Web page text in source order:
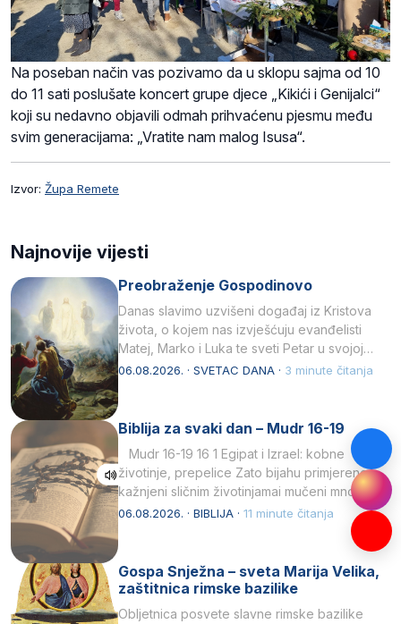
Na poseban način vas pozivamo da u sklopu sajma od 10
do 11 sati poslušate koncert grupe djece „Kikići i Genijalci“
koji su nedavno objavili odmah prihvaćenu pjesmu među
svim generacijama: „Vratite nam malog Isusa“.
Izvor: Župa Remete
Najnovije vijesti
Preobraženje Gospodinovo
Danas slavimo uzvišeni događaj iz Kristova
života, o kojem nas izvješćuju evanđelisti
Matej, Marko i Luka te sveti Petar u svojoj
drugoj…
06.08.2026. · SVETAC DANA · 3 minute čitanja
Biblija za svaki dan – Mudr 16-19
Mudr 16-19 16 1 Egipat i Izrael: kobne
životinje, prepelice Zato bijahu primjereno
kažnjeni sličnim životinjamai mučeni mnoštvom
kukaca.2 A narod…
06.08.2026. · BIBLIJA · 11 minute čitanja
Gospa Snježna – sveta Marija Velika,
zaštitnica rimske bazilike
Obljetnica posvete slavne rimske bazilike